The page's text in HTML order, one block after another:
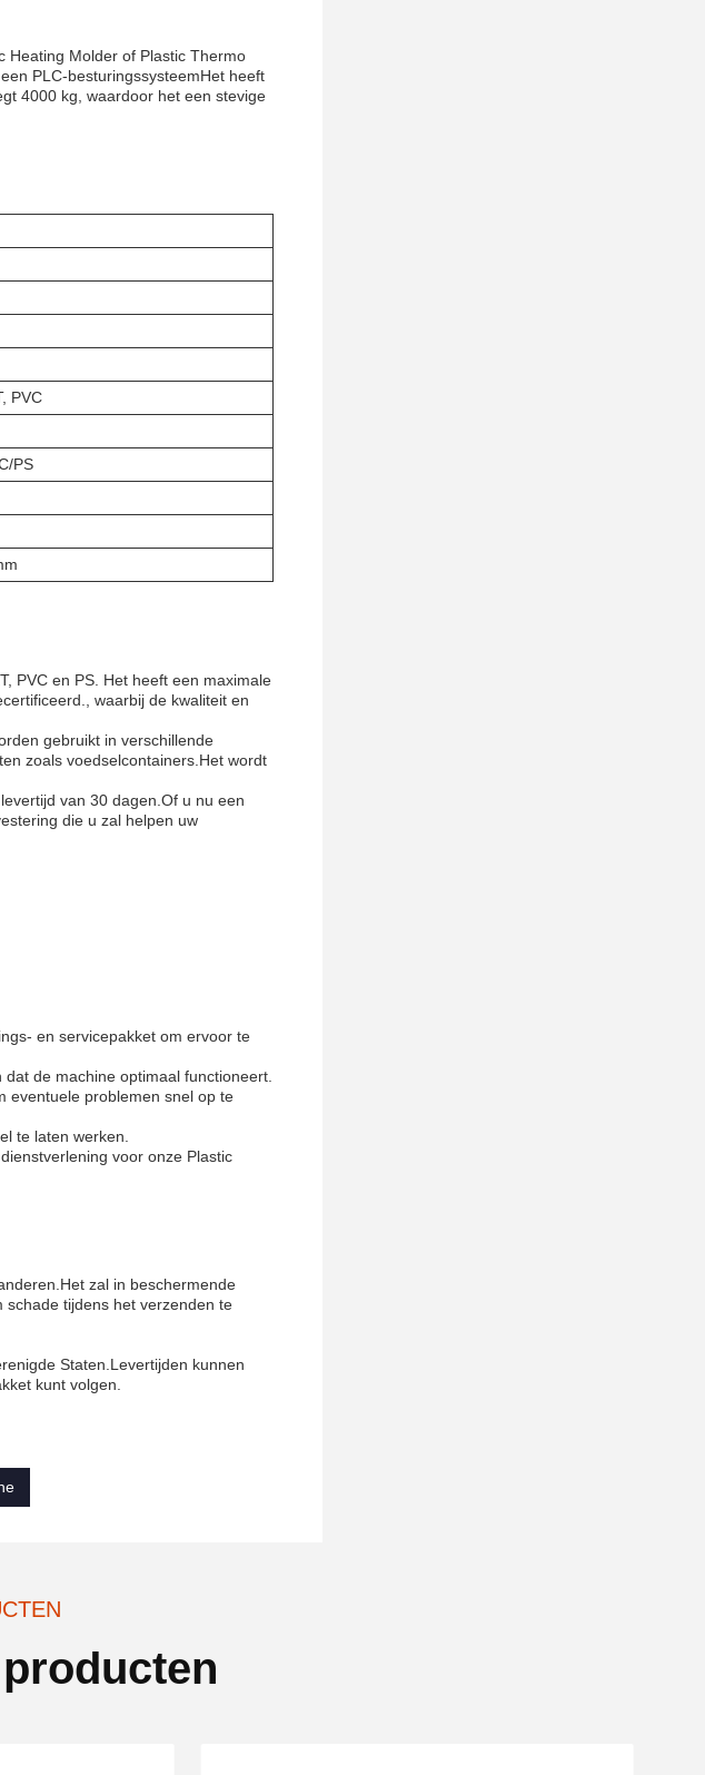
Heating Molder of Plastic Thermo
PLC-besturingssysteemHet heeft
4000 kg, waardoor het een stevige
PVC
PS
PVC en PS. Het heeft een maximale
waarbij de kwaliteit en
gebruikt in verschillende
zoals voedselcontainers.Het wordt
van 30 dagen.Of u nu een
die u zal helpen uw
en servicepakket om ervoor te
de machine optimaal functioneert.
eventuele problemen snel op te
te laten werken.
voor onze Plastic
zal in beschermende
tijdens het verzenden te
Staten.Levertijden kunnen
kunt volgen.